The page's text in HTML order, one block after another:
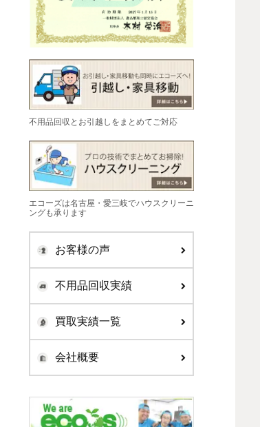
不用品回収とお引越しをまとめてご対応
エコーズは名古屋・愛三岐でハウスクリーニ
ングも承ります
お客様の声
不用品回収実績
買取実績一覧
会社概要